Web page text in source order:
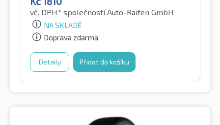
vč. DPH* společností Auto-Raifen GmbH
NA SKLADĚ
Doprava zdarma
Detaily Přidat do košíku